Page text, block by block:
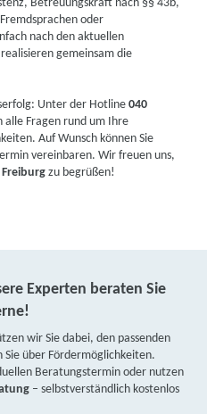
Betreuungskraft nach §§ 43b,
oder
nach den aktuellen
gemeinsam die
Unter der Hotline040
Fragen rund um Ihre
Auf Wunsch können Sie
vereinbaren. Wir freuen uns,
Freiburg zu begrüßen!
Experten beraten Sie
wir Sie dabei, den passenden
über Fördermöglichkeiten.
Beratungstermin oder nutzen
– selbstverständlich kostenlos